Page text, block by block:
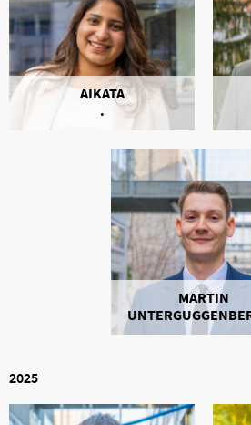
AIKATA
.
MARTIN
2025